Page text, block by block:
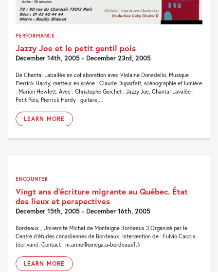
PERFORMANCE
Jazzy Joe et le petit gentil pois
December 14th, 2005 - December 23rd, 2005
De Chantal Laballée en collaboration avec Violaine Donadello. Musique :
Pierrick Hardy, metteur en scène : Claude Duparfait, scénographie et lumière
: Marion Hewlett. Avec : Christophe Guichet : Jazzy Joe, Chantal Lavalée :
Petit Pois, Pierrick Hardy : guitare,...
LEARN MORE
ENCOUNTER
Vingt ans d’écriture migrante au Québec. État
des lieux et perspectives
December 15th, 2005 - December 16th, 2005
Bordeaux , Université Michel de Montaigne Bordeaux 3 Organisé par le
Centre d’études canadiennes de Bordeaux. Intervention de : Fulvio Caccia
(écrivain). Contact : m.arino@omega.u-bordeaux1.fr
LEARN MORE